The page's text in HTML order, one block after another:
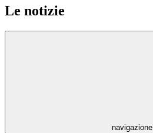
Le notizie
navigazione